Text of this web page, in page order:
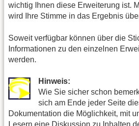
wichtig Ihnen diese Erweiterung ist.
wird Ihre Stimme in das Ergebnis
Soweit verfügbar können über die
Informationen zu den einzelnen
werden.
Hinweis:
Wie Sie sicher schon
sich am Ende jeder Seite
Dokumentation die Möglichkeit, mit
Lesern eine Diskussion zu Inhalten